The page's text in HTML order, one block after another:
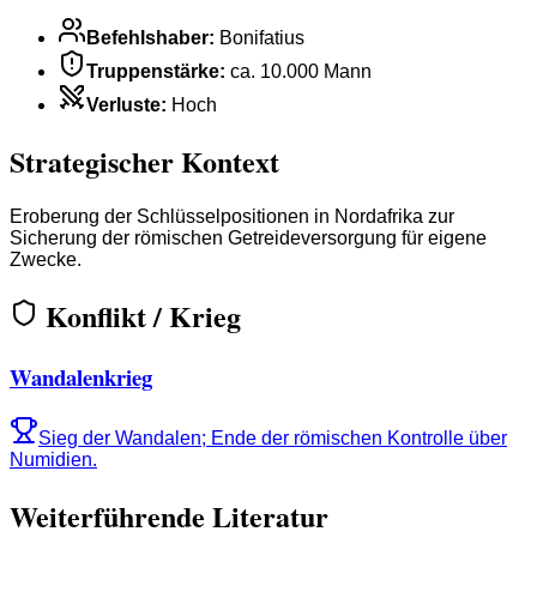
Befehlshaber: Bonifatius
Truppenstärke: ca. 10.000 Mann
Verluste: Hoch
Strategischer Kontext
Eroberung der Schlüsselpositionen in Nordafrika zur
Sicherung der römischen Getreideversorgung für eigene
Zwecke.
Konflikt / Krieg
Wandalenkrieg
Sieg der Wandalen; Ende der römischen Kontrolle über
Numidien.
Weiterführende Literatur